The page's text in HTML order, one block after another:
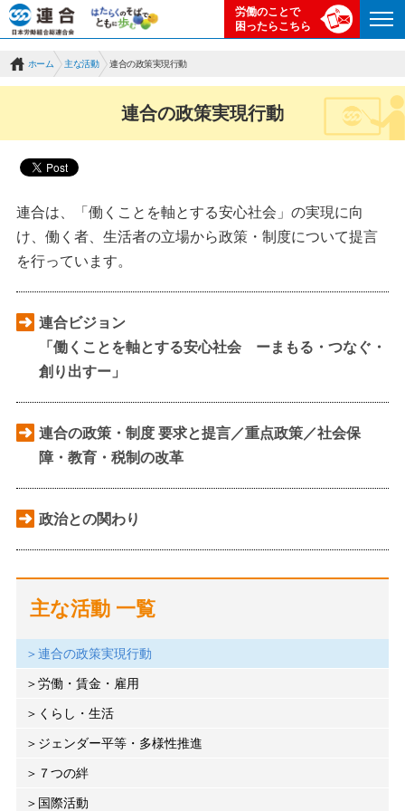
労働のことで
困ったらこちら
ホーム 主な活動 連合の政策実現行動
連合の政策実現行動
連合は、「働くことを軸とする安心社会」の実現に向
け、働く者、生活者の立場から政策・制度について提言
を行っています。
連合ビジョン
「働くことを軸とする安心社会 ーまもる・つなぐ・
創り出すー」
連合の政策・制度 要求と提言／重点政策／社会保
障・教育・税制の改革
政治との関わり
主な活動 一覧
連合の政策実現行動
労働・賃金・雇用
くらし・生活
ジェンダー平等・多様性推進
７つの絆
国際活動